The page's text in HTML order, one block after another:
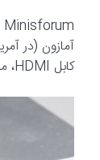
کابل HDMI، منبع تغذیه، براکت نصب (برای اتصال به میز یا مانیتور) و یک پورت اختیاری OCuLink عرضه می‌شود.